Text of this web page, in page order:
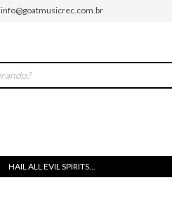
info@goatmusicrec.com.br
HAIL ALL EVIL SPIRITS...